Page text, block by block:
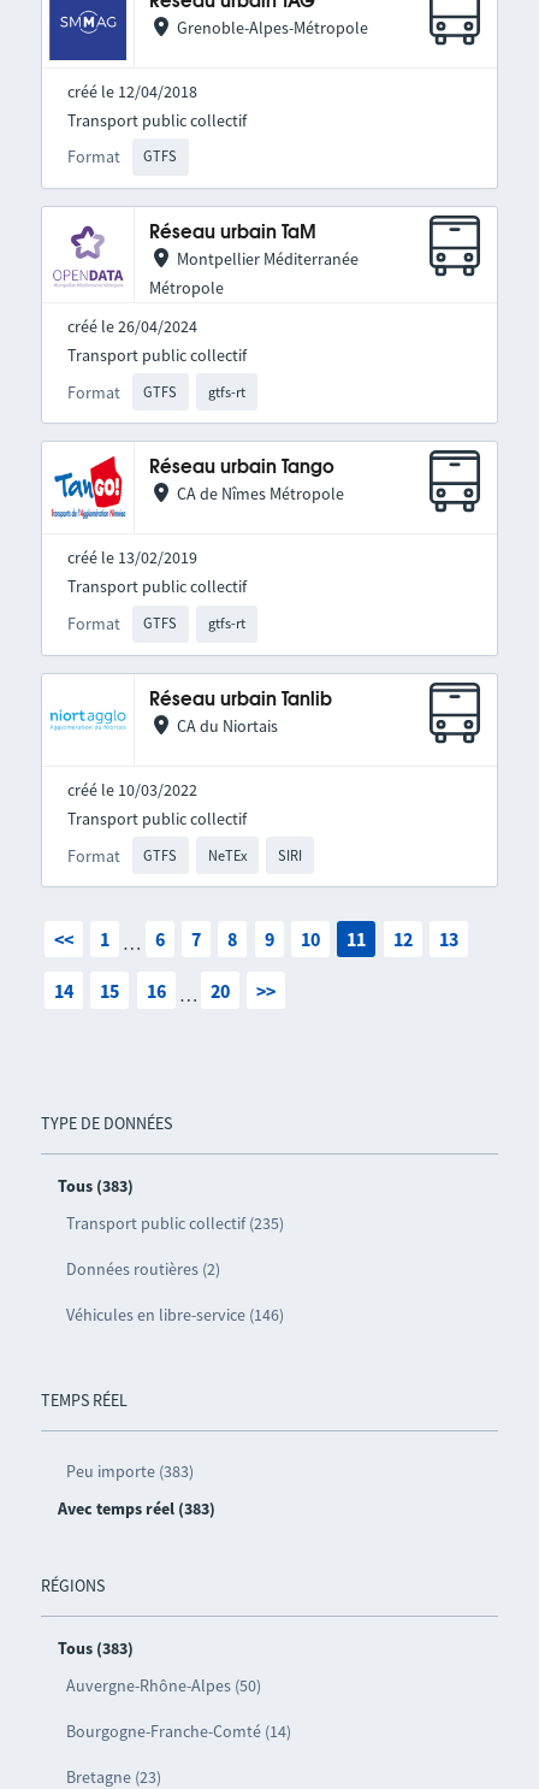
TYPE DE DONNÉES
Tous (383)
Transport public collectif (235)
Données routières (2)
Véhicules en libre-service (146)
TEMPS RÉEL
Peu importe (383)
Avec temps réel (383)
RÉGIONS
Tous (383)
Auvergne-Rhône-Alpes (50)
Bourgogne-Franche-Comté (14)
Bretagne (23)
Grenoble-Alpes-Métropole
créé le 12/04/2018
Format GTFS
Transport public collectif
Réseau urbain TaM
Montpellier Méditerranée
Métropole
créé le 26/04/2024
Format GTFS gtfs-rt
Transport public collectif
Réseau urbain Tango
CA de Nîmes Métropole
créé le 13/02/2019
Format GTFS gtfs-rt
Transport public collectif
Réseau urbain Tanlib
CA du Niortais
créé le 10/03/2022
Format GTFS NeTEx SIRI
Transport public collectif
<< 1 … 6 7 8 9 10 11 12 13
14 15 16 … 20 >>